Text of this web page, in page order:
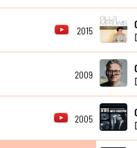
2015
2009
2005